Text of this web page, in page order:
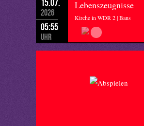
15.07.
2026
05:55
Uhr
Lebenszeugnisse
Kirche in WDR 2 | Bans